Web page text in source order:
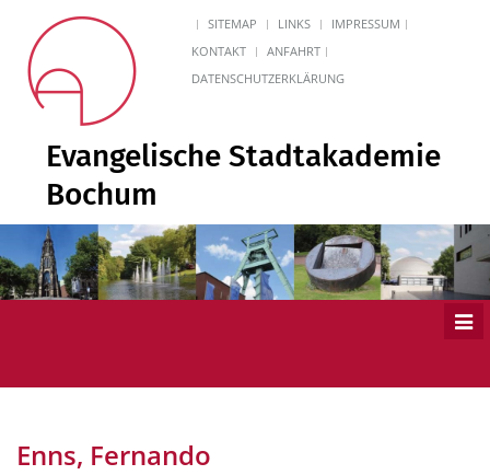
SITEMAP LINKS
IMPRESSUM
KONTAKT
ANFAHRT
DATENSCHUTZERKLÄRUNG
Evangelische Stadtakademie
Bochum
Enns, Fernando